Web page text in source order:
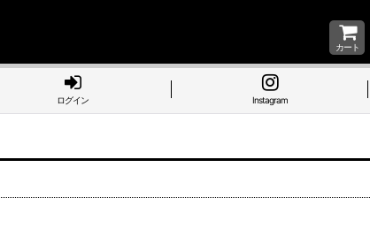
カート
ログイン Instagram